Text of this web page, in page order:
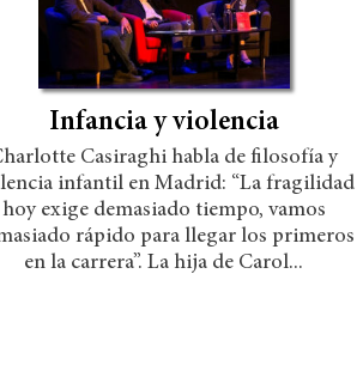
Infancia y violencia
Casiraghi habla de filosofía y
infantil en Madrid: “La fragilidad
hoy exige demasiado tiempo, vamos
rápido para llegar los primeros
en la carrera”. La hija de Carol...